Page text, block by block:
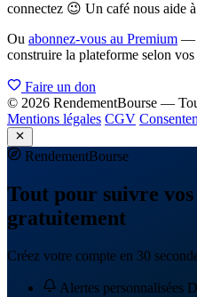
connectez 😉 Un café nous aide
Ou abonnez-vous au Premium —
construire la plateforme selon vos
Faire un don
© 2026 RendementBourse —
Mentions légales CGV
RendementBourse
Tout pour suivre
gratuitement
Créez votre compte en 30
Alertes personnalisées